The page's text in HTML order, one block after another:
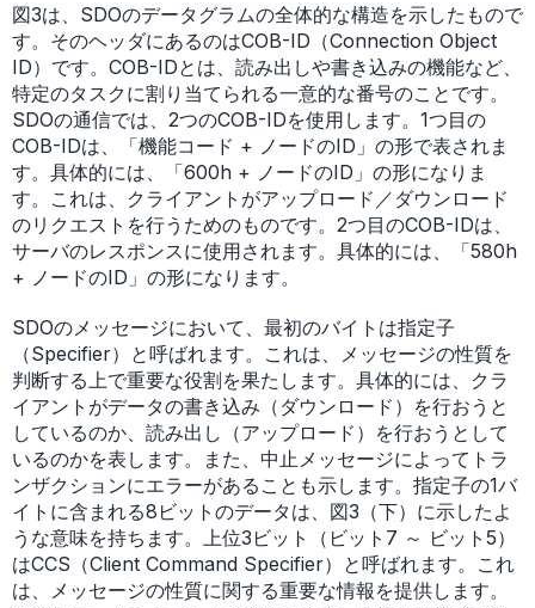
図3は、SDOのデータグラムの全体的な構造を示したもので
す。そのヘッダにあるのはCOB-ID（Connection Object
ID）です。COB-IDとは、読み出しや書き込みの機能など、
特定のタスクに割り当てられる一意的な番号のことです。
SDOの通信では、2つのCOB-IDを使用します。1つ目の
COB-IDは、「機能コード + ノードのID」の形で表されま
す。具体的には、「600h + ノードのID」の形になりま
す。これは、クライアントがアップロード／ダウンロード
のリクエストを行うためのものです。2つ目のCOB-IDは、
サーバのレスポンスに使用されます。具体的には、「580h
+ ノードのID」の形になります。
SDOのメッセージにおいて、最初のバイトは指定子
（Specifier）と呼ばれます。これは、メッセージの性質を
判断する上で重要な役割を果たします。具体的には、クラ
イアントがデータの書き込み（ダウンロード）を行おうと
しているのか、読み出し（アップロード）を行おうとして
いるのかを表します。また、中止メッセージによってトラ
ンザクションにエラーがあることも示します。指定子の1バ
イトに含まれる8ビットのデータは、図3（下）に示したよ
うな意味を持ちます。上位3ビット（ビット7 ～ ビット5）
はCCS（Client Command Specifier）と呼ばれます。これ
は、メッセージの性質に関する重要な情報を提供します。